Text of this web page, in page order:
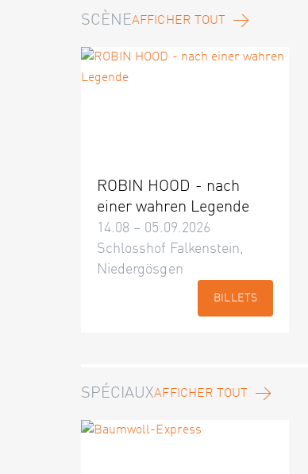
SCÈNEAFFICHER TOUT
ROBIN HOOD - nach
einer wahren Legende
14.08 – 05.09.2026
Schlosshof Falkenstein,
Niedergösgen
BILLETS
SPÉCIAUXAFFICHER TOUT